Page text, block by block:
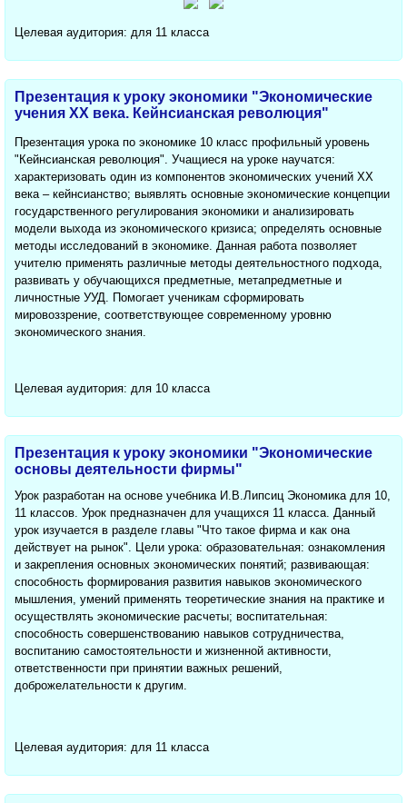
Целевая аудитория: для 11 класса
Презентация к уроку экономики "Экономические
учения ХХ века. Кейнсианская революция"
Презентация урока по экономике 10 класс профильный уровень
"Кейнсианская революция". Учащиеся на уроке научатся:
характеризовать один из компонентов экономических учений ХХ
века – кейнсианство; выявлять основные экономические концепции
государственного регулирования экономики и анализировать
модели выхода из экономического кризиса; определять основные
методы исследований в экономике. Данная работа позволяет
учителю применять различные методы деятельностного подхода,
развивать у обучающихся предметные, метапредметные и
личностные УУД. Помогает ученикам сформировать
мировоззрение, соответствующее современному уровню
экономического знания.
Целевая аудитория: для 10 класса
Презентация к уроку экономики "Экономические
основы деятельности фирмы"
Урок разработан на основе учебника И.В.Липсиц Экономика для 10,
11 классов. Урок предназначен для учащихся 11 класса. Данный
урок изучается в разделе главы "Что такое фирма и как она
действует на рынок". Цели урока: образовательная: ознакомления
и закрепления основных экономических понятий; развивающая:
способность формирования развития навыков экономического
мышления, умений применять теоретические знания на практике и
осуществлять экономические расчеты; воспитательная:
способность совершенствованию навыков сотрудничества,
воспитанию самостоятельности и жизненной активности,
ответственности при принятии важных решений,
доброжелательности к другим.
Целевая аудитория: для 11 класса